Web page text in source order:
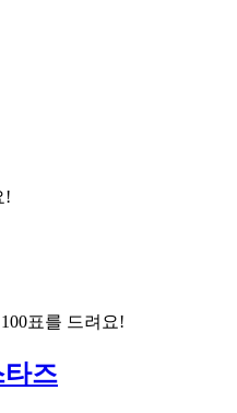
!
100표를 드려요!
즈